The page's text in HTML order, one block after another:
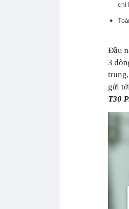
chỉ
Đầu
3
gửi
T30